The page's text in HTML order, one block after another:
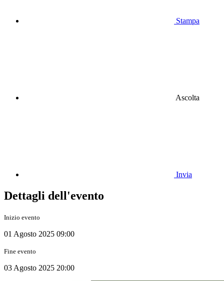
Stampa
Ascolta
Invia
Dettagli dell'evento
Inizio evento
01 Agosto 2025 09:00
Fine evento
03 Agosto 2025 20:00